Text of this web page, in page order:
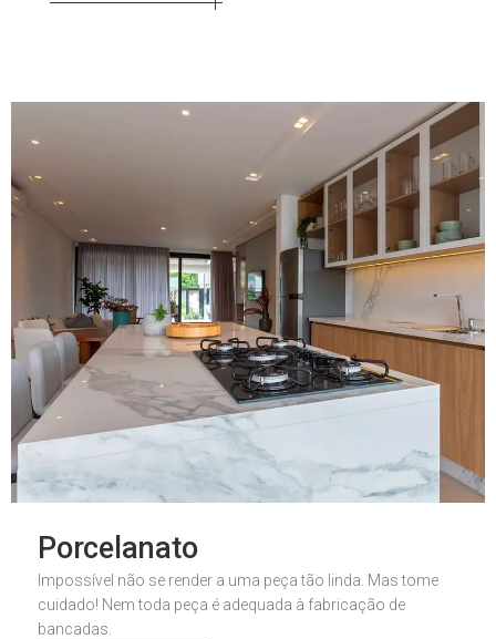
Porcelanato
Impossível não se render a uma peça tão linda. Mas tome
cuidado! Nem toda peça é adequada à fabricação de
bancadas.